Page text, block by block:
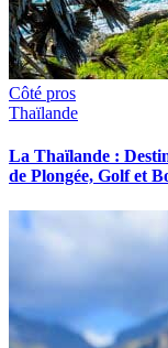
Côté pros
Thaïlande
La Thaïlande :
de Plongée, Golf et